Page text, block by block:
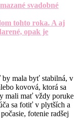
svadobné
tohto roka. A aj
opak je
mala byť stabilná, v
kovová, ktorá sa
mali mať vždy poruke
sa fotiť v plytších a
fotenie radšej